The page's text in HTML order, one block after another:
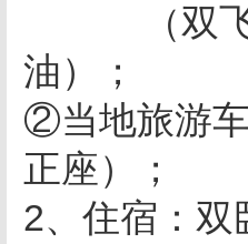
（双飞7
油）；
②当地旅游
正座）；
2、住宿：双